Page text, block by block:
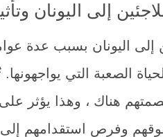
إلى اليونان
إلى اليونان بسبب عدة
الصعبة التي
هناك ، وهذا يؤثر
وفرص استقدامهم